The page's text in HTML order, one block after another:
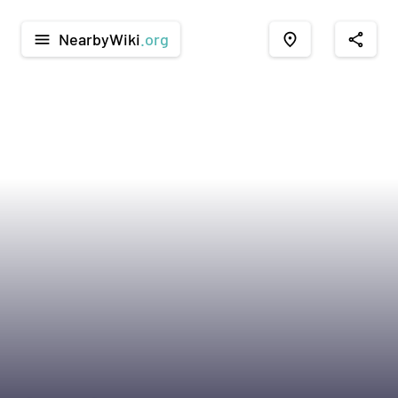
menu NearbyWiki .org place share